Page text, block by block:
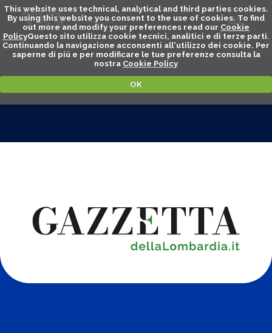
This website uses technical, analytical and third parties cookies.
By using this website you consent to the use of cookies. To find
out more and modify your preferences read our Cookie
PolicyQuesto sito utilizza cookie tecnici, analitici e di terze parti.
Continuando la navigazione acconsenti all'utilizzo dei cookie. Per
saperne di piú e per modificare le tue preferenze consulta la
nostra Cookie Policy
OK